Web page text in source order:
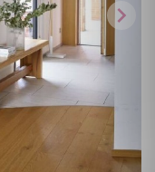
chevron_right